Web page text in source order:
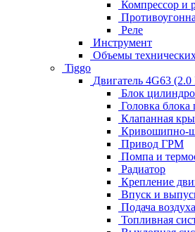
Компрессор и
Реле
Инструмент
Объемы
Tiggo
Двигатель 4G63
Блок
Головка блока
Клапанная
Кривошипно-
Привод ГРМ
Помпа и
Радиатор
Крепление
Впуск и
Подача воздуха
Топливная